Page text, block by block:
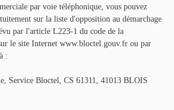
par voie téléphonique, vous pouvez
sur la liste d'opposition au démarchage
par l'article L223-1 du code de la
le site Internet www.bloctel.gouv.fr ou par
:
Service Bloctel, CS 61311, 41013 BLOIS